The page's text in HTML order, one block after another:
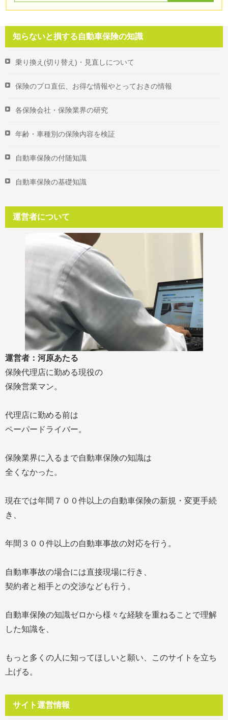
知らないと損する自動車保険の知識
乗り換え(切り替え)・見直しについて
保険のプロ直伝、お得な情報やとっておきの情報
各保険会社・保険業界の研究
年齢・車種別の保険内容を検証
自動車保険の付随知識
自動車保険の基礎知識
運営者について
運営者：河原あたる
保険代理店に勤める現役の
保険営業マン。
代理店に勤める前は
ペーパードライバー。
保険業界に入るまで自動車保険の知識は
全くなかった。
現在では年間７００件以上の自動車保険の新規・変更手続
き、
年間３００件以上の自動車事故の対応を行う。
自動車事故の場合には直接現場に行き、
契約者と相手との交渉なども行う。
自動車保険の知識ゼロから様々な経験を重ねることで理解
した知識を、
もっと多くの人に知ってほしいと願い、このサイトを立ち
上げる。
サイト運営情報